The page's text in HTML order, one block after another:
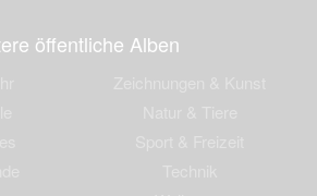
öffentliche Alben